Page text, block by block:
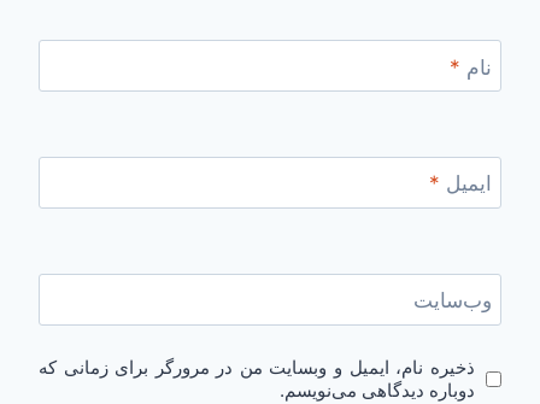
نام *
ایمیل *
وب‌سایت
ذخیره نام، ایمیل و وبسایت من در مرورگر برای زمانی که
دوباره دیدگاهی می‌نویسم.